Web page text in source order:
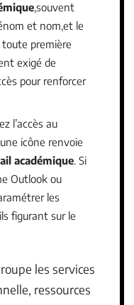
,souvent
et nom,et le
toute première
exigé de
pour renforcer
l’accès au
icône renvoie
académique . Si
Outlook ou
les
figurant sur le
les services
ressources